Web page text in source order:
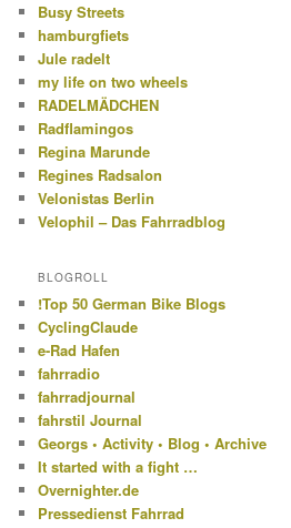
Busy Streets
hamburgfiets
Jule radelt
my life on two wheels
RADELMÄDCHEN
Radflamingos
Regina Marunde
Regines Radsalon
Velonistas Berlin
Velophil – Das Fahrradblog
BLOGROLL
!Top 50 German Bike Blogs
CyclingClaude
e-Rad Hafen
fahrradio
fahrradjournal
fahrstil Journal
Georgs • Activity • Blog • Archive
It started with a fight …
Overnighter.de
Pressedienst Fahrrad